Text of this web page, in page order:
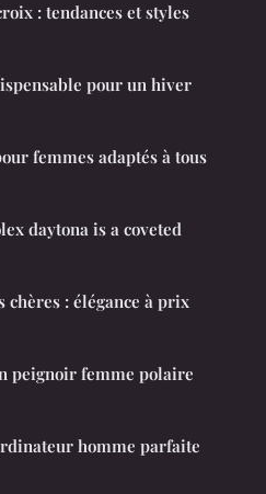
: tendances et styles
pour un hiver
femmes adaptés à tous
daytona is a coveted
chères : élégance à prix
peignoir femme polaire
homme parfaite